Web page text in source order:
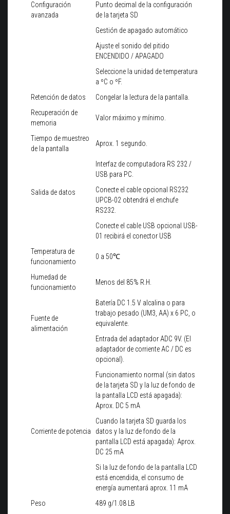
Configuración
avanzada
Punto decimal de la configuración
de la tarjeta SD
Gestión de apagado automático
Ajuste el sonido del pitido
ENCENDIDO / APAGADO
Seleccione la unidad de temperatura
a ºC o ºF.
Retención de datos
Congelar la lectura de la pantalla.
Recuperación de
memoria
Valor máximo y mínimo.
Tiempo de muestreo
de la pantalla
Aprox. 1 segundo.
Salida de datos
Interfaz de computadora RS 232 /
USB para PC.
Conecte el cable opcional RS232
UPCB-02 obtendrá el enchufe
RS232.
Conecte el cable USB opcional USB-
01 recibirá el conector USB
Temperatura de
funcionamiento
0 a 50℃
Humedad de
funcionamiento
Menos del 85% R.H.
Fuente de
alimentación
Batería DC 1.5 V alcalina o para
trabajo pesado (UM3, AA) x 6 PC, o
equivalente.
Entrada del adaptador ADC 9V. (El
adaptador de corriente AC / DC es
opcional).
Corriente de potencia
Funcionamiento normal (sin datos
de la tarjeta SD y la luz de fondo de
la pantalla LCD está apagada):
Aprox. DC 5 mA
Cuando la tarjeta SD guarda los
datos y la luz de fondo de la
pantalla LCD está apagada): Aprox.
DC 25 mA
Si la luz de fondo de la pantalla LCD
está encendida, el consumo de
energía aumentará aprox. 11 mA
Peso
489 g/1.08 LB